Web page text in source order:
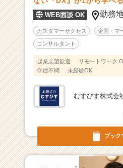
界
の
常
識
変
え
る
ベ
ー・
成
ブック
WEB面談 OK 勤務地
カスタマーサクセス 企画・マ
コンサルタント
起業志望歓迎 リモートワーク
学歴不問
未経験OK
むすびす株式会